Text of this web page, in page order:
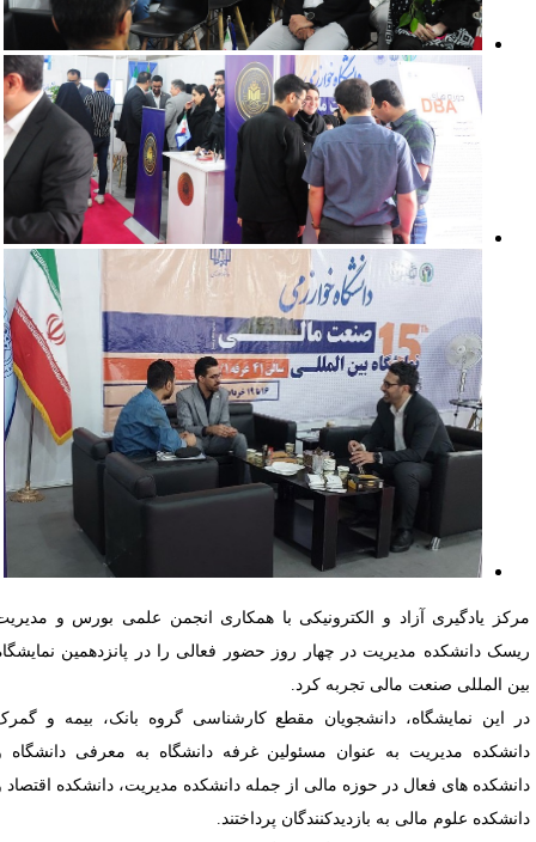
یادگیری آزاد و الکترونیکی با همکاری انجمن علمی بورس و مدیریت
دانشکده مدیریت در چهار روز حضور فعالی را در پانزدهمین نمایشگاه
المللی صنعت مالی تجربه کرد
این نمایشگاه، دانشجویان مقطع کارشناسی گروه بانک، بیمه و گمرک
مدیریت به عنوان مسئولین غرفه دانشگاه به معرفی دانشگاه و
های فعال در حوزه مالی از جمله دانشکده مدیریت، دانشکده اقتصاد و
علوم مالی به بازدیدکنندگان پرداختند.